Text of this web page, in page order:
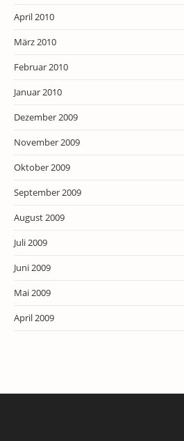
April 2010
März 2010
Februar 2010
Januar 2010
Dezember 2009
November 2009
Oktober 2009
September 2009
August 2009
Juli 2009
Juni 2009
Mai 2009
April 2009